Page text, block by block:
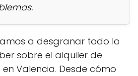
a desgranar todo lo
sobre el alquiler de
Valencia. Desde cómo